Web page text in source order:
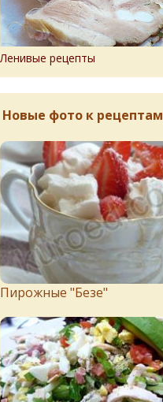
Ленивые рецепты
Новые фото к рецептам
Пирожныe "Бeзe"